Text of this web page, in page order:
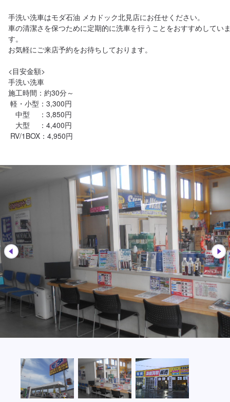
手洗い洗車はモダ石油 メカドック北見店にお任せください。
車の清潔さを保つために定期的に洗車を行うことをおすすめしてい
す。
お気軽にご来店予約をお待ちしております。
<目安金額>
手洗い洗車
施工時間：約30分～
中型　 ：3,850円
大型　 ：4,400円